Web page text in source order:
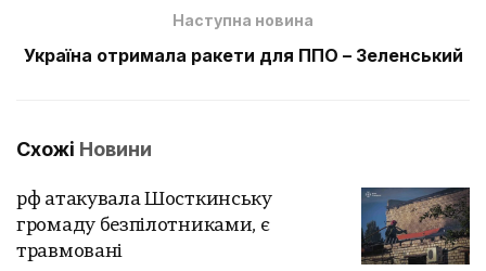
Наступна новина
Україна отримала ракети для ППО – Зеленський
Схожі Новини
рф атакувала Шосткинську
громаду безпілотниками, є
травмовані